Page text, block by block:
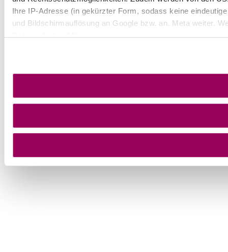
Ihre IP-Adresse (in gekürzter Form, sodass keine
und Bildschirmauflösung an Google bzw. an. Meta weiter.
Datenschutzerklärung.